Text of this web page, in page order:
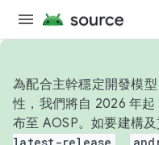
為配合主幹穩定開發模
性，我們將自 2026 年
布至 AOSP。如要建構